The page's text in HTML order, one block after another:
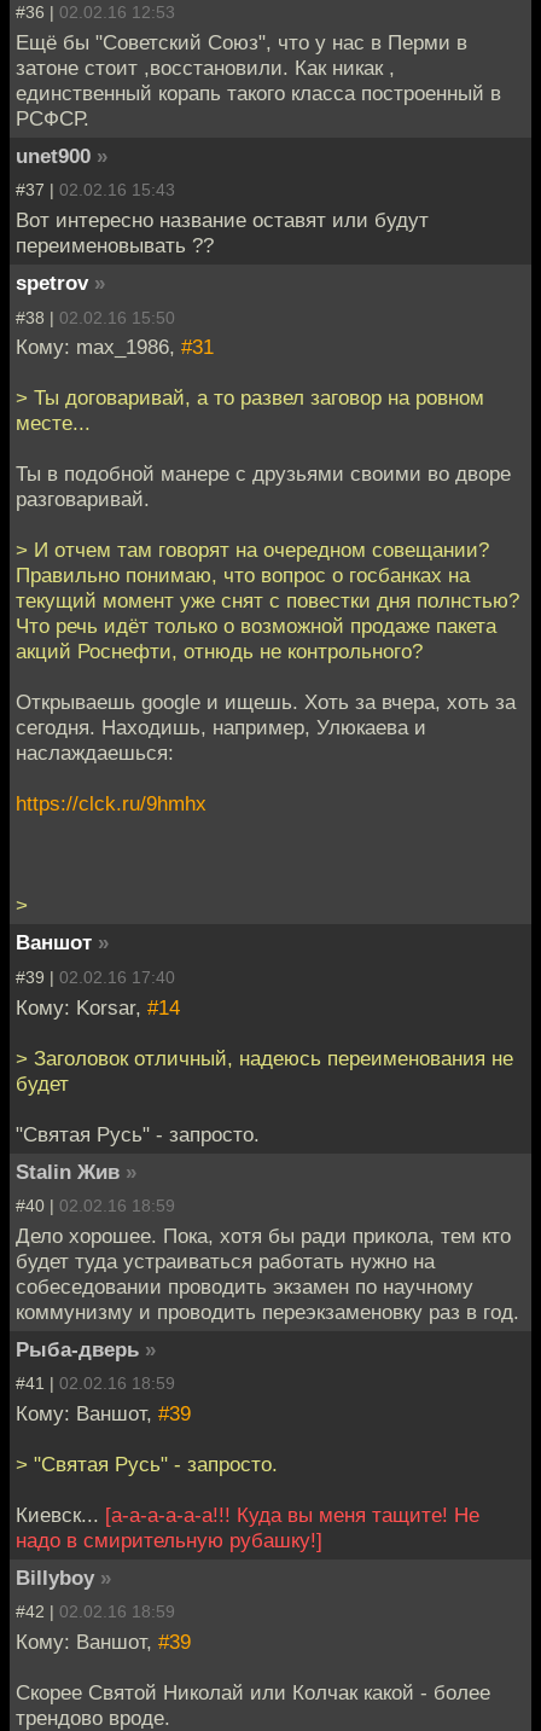
#36 | 02.02.16 12:53
Ещё бы "Советский Союз", что у нас в Перми в
затоне стоит ,восстановили. Как никак ,
единственный корапь такого класса построенный в
РСФСР.
unet900 »
#37 | 02.02.16 15:43
Вот интересно название оставят или будут
переименовывать ??
spetrov »
#38 | 02.02.16 15:50
Кому: max_1986, #31
> Ты договаривай, а то развел заговор на ровном
месте...
Ты в подобной манере с друзьями своими во дворе
разговаривай.
> И отчем там говорят на очередном совещании?
Правильно понимаю, что вопрос о госбанках на
текущий момент уже снят с повестки дня полнстью?
Что речь идёт только о возможной продаже пакета
акций Роснефти, отнюдь не контрольного?
Открываешь google и ищешь. Хоть за вчера, хоть за
сегодня. Находишь, например, Улюкаева и
наслаждаешься:
https://clck.ru/9hmhx
>
Ваншот »
#39 | 02.02.16 17:40
Кому: Korsar, #14
> Заголовок отличный, надеюсь переименования не
будет
"Святая Русь" - запросто.
Stalin Жив »
#40 | 02.02.16 18:59
Дело хорошее. Пока, хотя бы ради прикола, тем кто
будет туда устраиваться работать нужно на
собеседовании проводить экзамен по научному
коммунизму и проводить переэкзаменовку раз в год.
Рыба-дверь »
#41 | 02.02.16 18:59
Кому: Ваншот, #39
> "Святая Русь" - запросто.
Киевск... [а-а-а-а-а-а!!! Куда вы меня тащите! Не
надо в смирительную рубашку!]
Billyboy »
#42 | 02.02.16 18:59
Кому: Ваншот, #39
Скорее Святой Николай или Колчак какой - более
трендово вроде.